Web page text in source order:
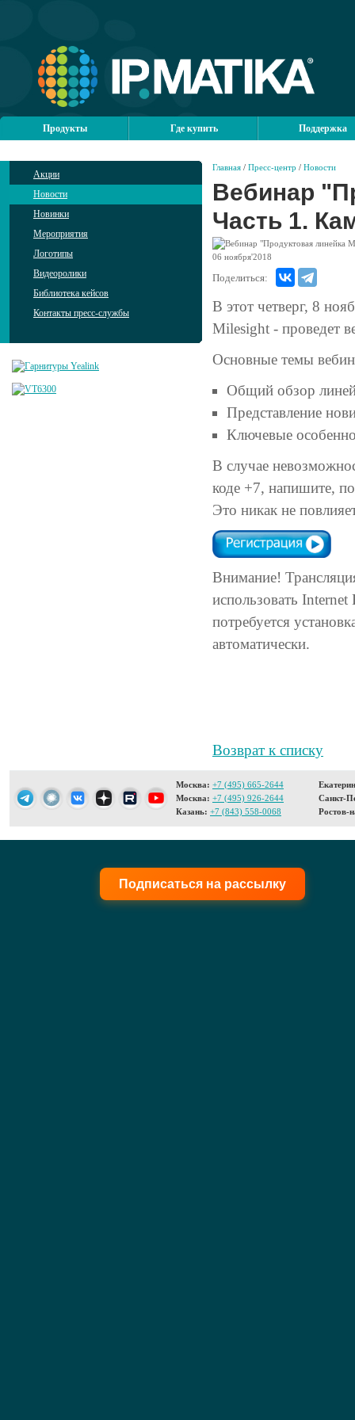
Продукты Где купить Поддержка
Акции
Новости
Новинки
Мероприятия
Логотипы
Видеоролики
Библиотека кейсов
Контакты пресс-службы
Главная / Пресс-центр / Новости
Вебинар
Часть 1.
06 ноября'2018
Поделиться:
В этот четверг, 8
Milesight - проведет
Основные темы
Общий обзор
Представление
Ключевые
В случае
коде +7, напишите,
Это никак не
Внимание!
использовать
потребуется
автоматически.
Возврат к списку
Москва: +7 (495) 665-2644
Москва: +7 (495) 926-2644
Казань: +7 (843) 558-0068
Санкт-
Ростов-
Подписаться на рассылку